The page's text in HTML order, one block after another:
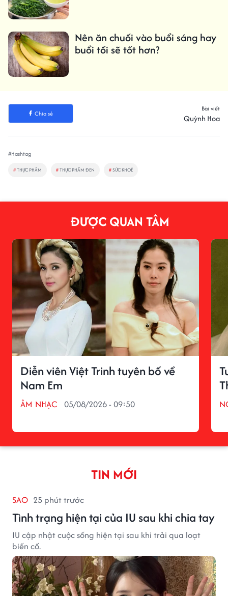
Nên ăn chuối vào buổi sáng hay
buổi tối sẽ tốt hơn?
Chia sẻ
Bài viết
Quỳnh Hoa
#Hashtag
#THỰC PHẨM #THỰC PHẨM ĐEN #SỨC KHOẺ
ĐƯỢC QUAN TÂM
Diễn viên Việt Trinh tuyên bố về
Nam Em
ÂM NHẠC 05/08/2026 - 09:50
TIN MỚI
SAO 25 phút trước
Tình trạng hiện tại của IU sau khi chia tay
IU cập nhật cuộc sống hiện tại sau khi trải qua loạt
biến cố.